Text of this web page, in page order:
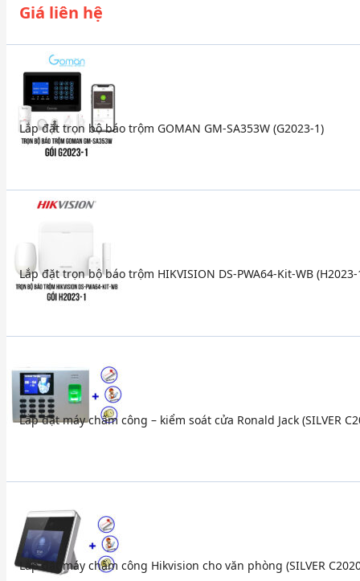
Giá liên hệ
Lắp đặt trọn bộ báo trộm GOMAN GM-SA353W (G2023-1)
Lắp đặt trọn bộ báo trộm HIKVISION DS-PWA64-Kit-WB (H2023-
Lắp đặt máy chấm công – kiểm soát cửa Ronald Jack (SILVER
Lắp đặt máy chấm công Hikvision cho văn phòng (SILVER